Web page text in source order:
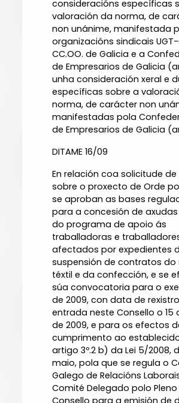
consideracións específicas
valoración da norma, de
non unánime, manifestada
organizacións sindicais
CC.OO. de Galicia e a
de Empresarios de Galicia
unha consideración xeral e
específicas sobre a
norma, de carácter non
manifestadas pola
de Empresarios de Galicia
DITAME 16/09
En relación coa solicitude
sobre o proxecto de Orde
se aproban as bases
para a concesión de
do programa de apoio ás
traballadoras e
afectados por expedientes
suspensión de contratos do
téxtil e da confección, e se
súa convocatoria para o
de 2009, con data de
entrada neste Consello o 15
de 2009, e para os efectos
cumprimento ao
artigo 3º.2 b) da Lei 5/2008,
maio, pola que se regula o
Galego de Relacións
Comité Delegado polo